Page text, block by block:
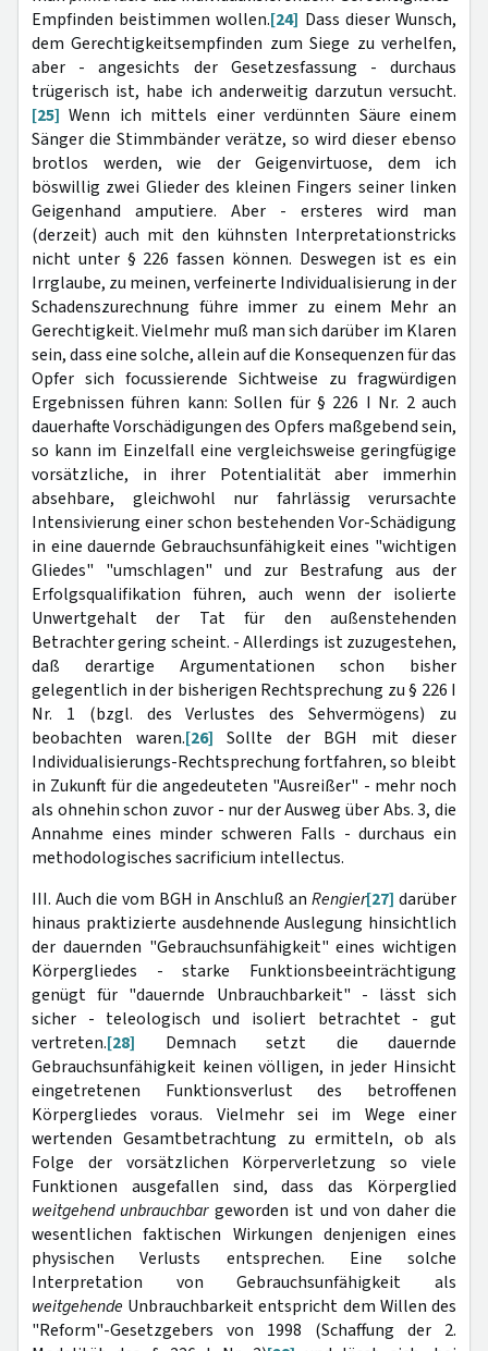
Empfinden beistimmen wollen.[24] Dass dieser Wunsch,
dem Gerechtigkeitsempfinden zum Siege zu verhelfen,
aber - angesichts der Gesetzesfassung - durchaus
trügerisch ist, habe ich anderweitig darzutun versucht.
[25] Wenn ich mittels einer verdünnten Säure einem
Sänger die Stimmbänder verätze, so wird dieser ebenso
brotlos werden, wie der Geigenvirtuose, dem ich
böswillig zwei Glieder des kleinen Fingers seiner linken
Geigenhand amputiere. Aber - ersteres wird man
(derzeit) auch mit den kühnsten Interpretationstricks
nicht unter § 226 fassen können. Deswegen ist es ein
Irrglaube, zu meinen, verfeinerte Individualisierung in der
Schadenszurechnung führe immer zu einem Mehr an
Gerechtigkeit. Vielmehr muß man sich darüber im Klaren
sein, dass eine solche, allein auf die Konsequenzen für das
Opfer sich focussierende Sichtweise zu fragwürdigen
Ergebnissen führen kann: Sollen für § 226 I Nr. 2 auch
dauerhafte Vorschädigungen des Opfers maßgebend sein,
so kann im Einzelfall eine vergleichsweise geringfügige
vorsätzliche, in ihrer Potentialität aber immerhin
absehbare, gleichwohl nur fahrlässig verursachte
Intensivierung einer schon bestehenden Vor-Schädigung
in eine dauernde Gebrauchsunfähigkeit eines "wichtigen
Gliedes" "umschlagen" und zur Bestrafung aus der
Erfolgsqualifikation führen, auch wenn der isolierte
Unwertgehalt der Tat für den außenstehenden
Betrachter gering scheint. - Allerdings ist zuzugestehen,
daß derartige Argumentationen schon bisher
gelegentlich in der bisherigen Rechtsprechung zu § 226 I
Nr. 1 (bzgl. des Verlustes des Sehvermögens) zu
beobachten waren.[26] Sollte der BGH mit dieser
Individualisierungs-Rechtsprechung fortfahren, so bleibt
in Zukunft für die angedeuteten "Ausreißer" - mehr noch
als ohnehin schon zuvor - nur der Ausweg über Abs. 3, die
Annahme eines minder schweren Falls - durchaus ein
methodologisches sacrificium intellectus.
III. Auch die vom BGH in Anschluß anRengier[27] darüber
hinaus praktizierte ausdehnende Auslegung hinsichtlich
der dauernden "Gebrauchsunfähigkeit" eines wichtigen
Körpergliedes - starke Funktionsbeeinträchtigung
genügt für "dauernde Unbrauchbarkeit" - lässt sich
sicher - teleologisch und isoliert betrachtet - gut
vertreten.[28] Demnach setzt die dauernde
Gebrauchsunfähigkeit keinen völligen, in jeder Hinsicht
eingetretenen Funktionsverlust des betroffenen
Körpergliedes voraus. Vielmehr sei im Wege einer
wertenden Gesamtbetrachtung zu ermitteln, ob als
Folge der vorsätzlichen Körperverletzung so viele
Funktionen ausgefallen sind, dass das Körperglied
weitgehend unbrauchbargeworden ist und von daher die
wesentlichen faktischen Wirkungen denjenigen eines
physischen Verlusts entsprechen. Eine solche
Interpretation von Gebrauchsunfähigkeit als
weitgehende Unbrauchbarkeit entspricht dem Willen des
"Reform"-Gesetzgebers von 1998 (Schaffung der 2.